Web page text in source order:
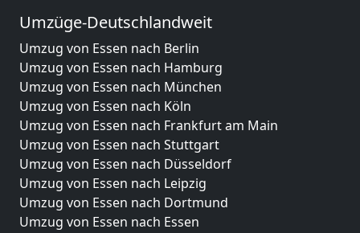
Umzüge-Deutschlandweit
Umzug von Essen nach Berlin
Umzug von Essen nach Hamburg
Umzug von Essen nach München
Umzug von Essen nach Köln
Umzug von Essen nach Frankfurt am Main
Umzug von Essen nach Stuttgart
Umzug von Essen nach Düsseldorf
Umzug von Essen nach Leipzig
Umzug von Essen nach Dortmund
Umzug von Essen nach Essen